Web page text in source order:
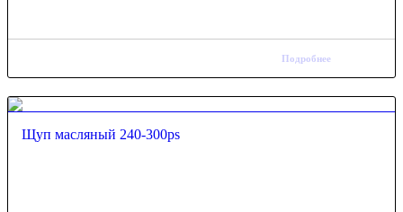
Подробнее
Щуп масляный 240-300ps